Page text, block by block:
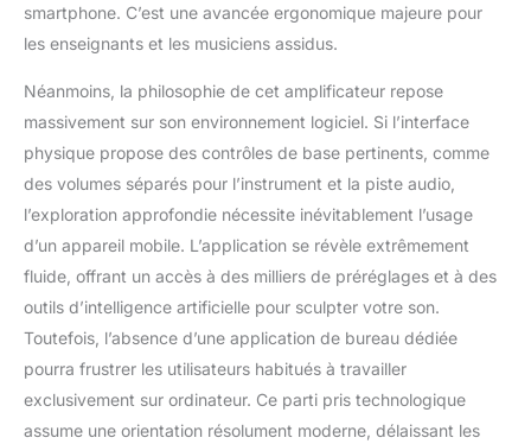
smartphone. C’est une avancée ergonomique majeure pour
les enseignants et les musiciens assidus.
Néanmoins, la philosophie de cet amplificateur repose
massivement sur son environnement logiciel. Si l’interface
physique propose des contrôles de base pertinents, comme
des volumes séparés pour l’instrument et la piste audio,
l’exploration approfondie nécessite inévitablement l’usage
d’un appareil mobile. L’application se révèle extrêmement
fluide, offrant un accès à des milliers de préréglages et à des
outils d’intelligence artificielle pour sculpter votre son.
Toutefois, l’absence d’une application de bureau dédiée
pourra frustrer les utilisateurs habitués à travailler
exclusivement sur ordinateur. Ce parti pris technologique
assume une orientation résolument moderne, délaissant les